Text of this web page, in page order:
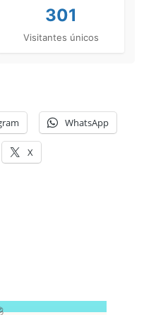
301
Visitantes únicos
WhatsApp
X